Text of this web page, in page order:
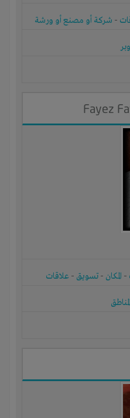
- شركة أو مصنع أو ورشة
Fayez
- المكان - تسويق - علاقات